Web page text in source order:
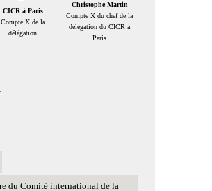
CICR à Paris
Compte X de la
délégation
Christophe Martin
Compte X du chef de la
délégation du CICR à
Paris
du Comité international de la